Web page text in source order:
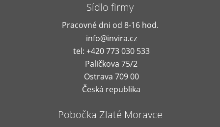
Sídlo firmy
Pracovné dni od 8-16 hod.
info@invira.cz
tel: +420 773 030 533
Paličkova 75/2
Ostrava 709 00
Česká republika
Pobočka Zlaté Moravce